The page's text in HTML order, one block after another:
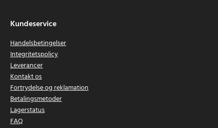
Kundeservice
Handelsbetingelser
Integritetspolicy
Leverancer
Kontakt os
Fortrydelse og reklamation
Betalingsmetoder
Lagerstatus
FAQ